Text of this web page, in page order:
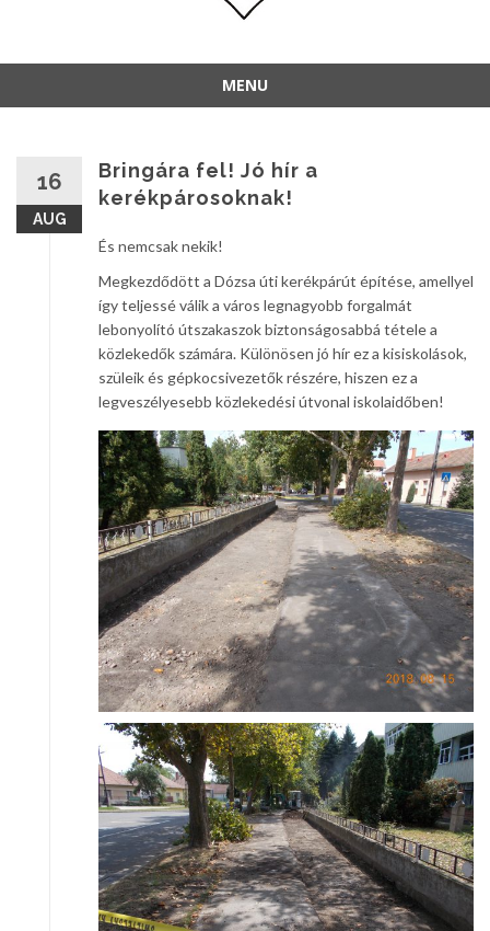
MENU
16
AUG
Bringára fel! Jó hír a
kerékpárosoknak!
És nemcsak nekik!
Megkezdődött a Dózsa úti kerékpárút építése, amellyel
így teljessé válik a város legnagyobb forgalmát
lebonyolító útszakaszok biztonságosabbá tétele a
közlekedők számára. Különösen jó hír ez a kisiskolások,
szüleik és gépkocsivezetők részére, hiszen ez a
legveszélyesebb közlekedési útvonal iskolaidőben!